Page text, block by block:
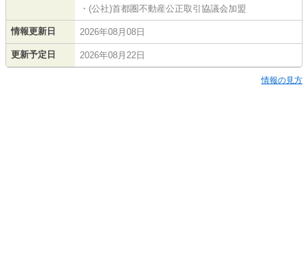
・(公社)首都圏不動産公正取引協議会加盟
情報更新日 2026年08月08日
更新予定日 2026年08月22日
情報の見方